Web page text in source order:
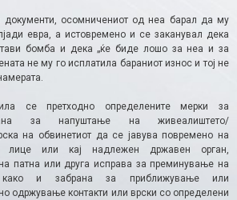
осомничениот од неа барал да му
евра, а истовремено и се заканувал дека
бомба и дека „ќе биде лошо за неа и за
не му го исплатила бараниот износ и тој не
се претходно определените мерки за
за напуштање на живеалиштето/
на обвинетиот да се јавува повремено на
лице или кај надлежен државен орган,
патна или друга исправа за преминување на
како и забрана за приближување или
одржување контакти или врски со определени